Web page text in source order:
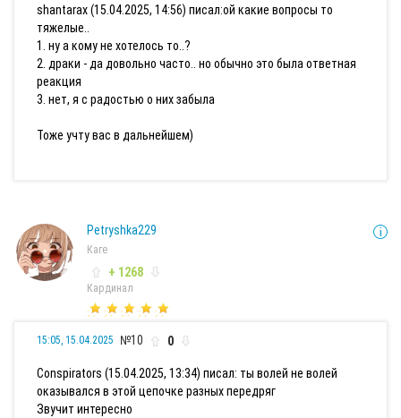
shantarax (15.04.2025, 14:56) писал:ой какие вопросы то
тяжелые..
1. ну а кому не хотелось то..?
2. драки - да довольно часто.. но обычно это была ответная
реакция
3. нет, я с радостью о них забыла
Тоже учту вас в дальнейшем)
Petryshka229
Каге
+ 1268
Кардинал
15:05, 15.04.2025 №10 0
Conspirators (15.04.2025, 13:34) писал: ты волей не волей
оказывался в этой цепочке разных передряг
Звучит интересно